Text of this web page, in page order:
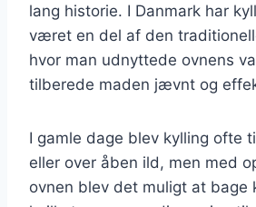
lang historie. I Danmark har
været en del af den
hvor man udnyttede ovnens
tilberede maden jævnt og
I gamle dage blev kylling ofte
eller over åben ild, men med
ovnen blev det muligt at bage